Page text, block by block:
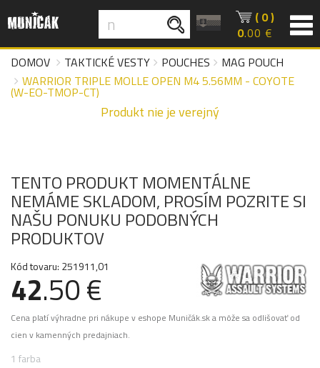
( 0 )
0.00 €
DOMOV
TAKTICKÉ VESTY POUCHES
MAG POUCH
WARRIOR TRIPLE MOLLE OPEN M4 5.56MM - COYOTE
(W-EO-TMOP-CT)
Produkt nie je verejný
TENTO PRODUKT MOMENTÁLNE
NEMÁME SKLADOM, PROSÍM POZRITE SI
NAŠU PONUKU PODOBNÝCH
PRODUKTOV
Kód tovaru: 251911,01
42.50 €
Cena platí výhradne pri nákupe v eshope Muničák.sk a môže sa odlišovať od
cien v kamenných predajniach.
1 farba